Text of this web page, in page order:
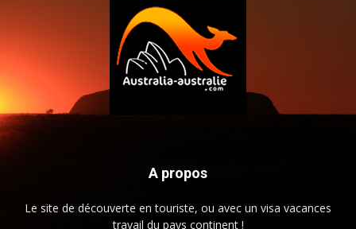
A propos
Le site de découverte en touriste, ou avec un visa vacances
travail du pays continent !